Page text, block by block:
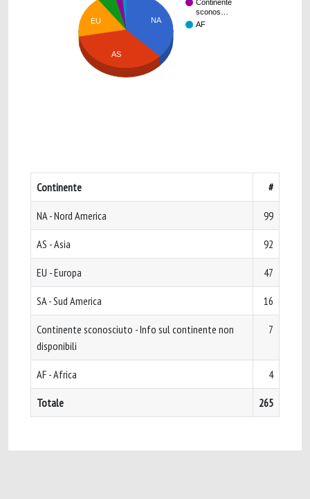
Continente
sconos…
AF
NA
EU
AS
Continente #
NA - Nord America 99
AS - Asia 92
EU - Europa 47
SA - Sud America 16
Continente sconosciuto - Info sul continente non
disponibili
7
AF - Africa 4
Totale 265